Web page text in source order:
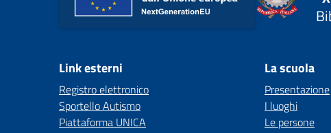
Link esterni
Registro elettronico
Sportello Autismo
Piattaforma UNICA
La scuola
Presentazione
I luoghi
Le persone